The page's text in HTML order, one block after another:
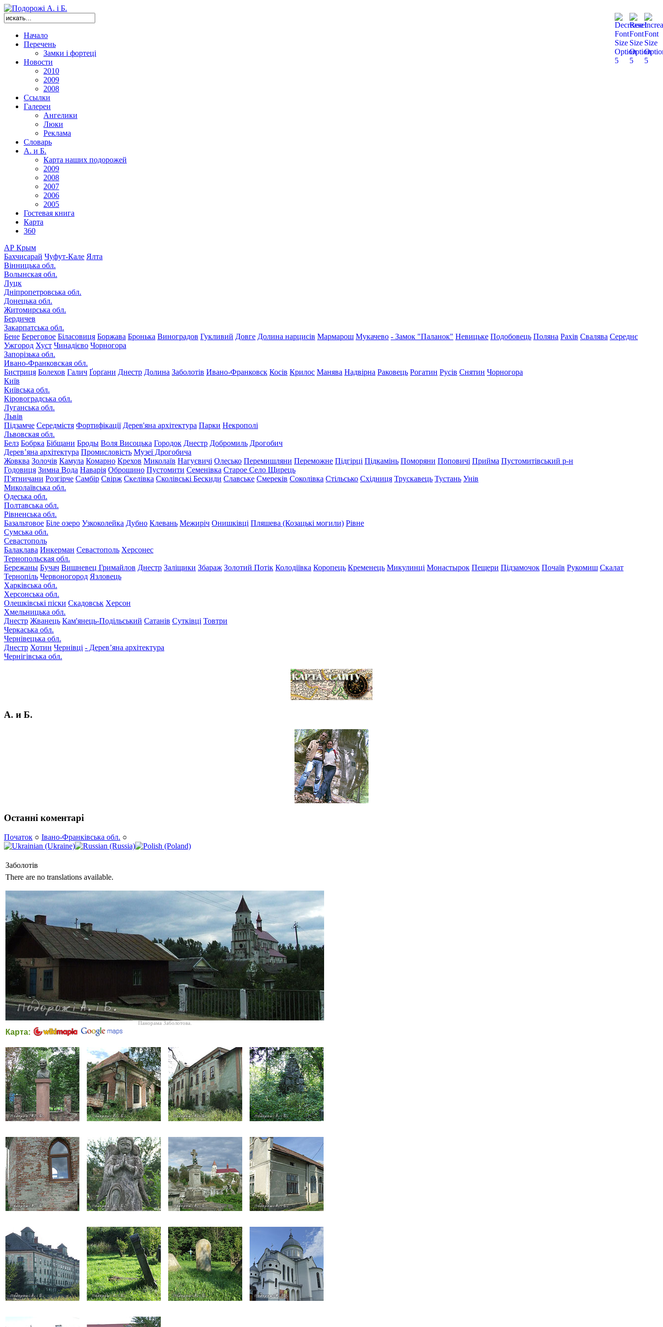
Начало
Перечень
Замки і фортеці
Новости
2010
2009
2008
Ссылки
Галереи
Ангелики
Люки
Реклама
Словарь
А. и Б.
Карта наших подорожей
2009
2008
2007
2006
2005
Гостевая книга
Карта
360
АР Крым
Бахчисарай Чуфут-Кале Ялта
Вінницька обл.
Волынская обл.
Луцк
Дніпропетровська обл.
Донецька обл.
Житомирська обл.
Бердичев
Закарпатська обл.
Бене Береговое Біласовиця Боржава Бронька Виноградов Гукливий Довге Долина нарцисів Мармарош Мукачево - Замок "Паланок" Невицьке Подобовець Поляна Рахів Свалява Середнє
Ужгород Хуст Чинадієво Чорногора
Запорізька обл.
Ивано-Франковская обл.
Бистриця Болехов Галич Ґорґани Днестр Долина Заболотів Ивано-Франковск Косів Крилос Манява Надвірна Раковець Рогатин Русів Снятин Чорногора
Київ
Київська обл.
Кіровоградська обл.
Луганська обл.
Львів
Підзамче Середмістя Фортифікації Дерев'яна архітектура Парки Некрополі
Львовская обл.
Белз Бобрка Бібщани Броды Воля Висоцька Городок Днестр Добромиль Дрогобич
Дерев’яна архітектура Промисловість Музеї Дрогобича
Жовква Золочів Камула Комарно Крехов Миколаїв Нагуєвичі Олесько Перемишляни Переможне Підгірці Підкамінь Поморяни Поповичі Прийма Пустомитівський р-н
Годовиця Зимна Вода Наварія Оброшино Пустомити Семенівка Старое Село Щирець
П'ятничани Розгірче Самбір Свірж Скелівка Сколівські Бескиди Славське Смереків Соколівка Стільсько Східниця Трускавець Тустань Унів
Миколаївська обл.
Одеська обл.
Полтавська обл.
Рівненська обл.
Базальтовое Біле озеро Узкоколейка Дубно Клевань Межиріч Онишківці Пляшева (Козацькі могили) Рівне
Сумська обл.
Севастополь
Балаклава Инкерман Севастополь Херсонес
Тернопольская обл.
Бережаны Бучач Вишневец Гримайлов Днестр Заліщики Збараж Золотий Потік Колодіївка Коропець Кременець Микулинці Монастырок Пещери Підзамочок Почаїв Рукомиш Скалат
Тернопіль Червоногород Язловець
Харківська обл.
Херсонська обл.
Олешківські піски Скадовськ Херсон
Хмельницька обл.
Днестр Жванець Кам'янець-Подільський Сатанів Сутківці Товтри
Черкаська обл.
Чернівецька обл.
Днестр Хотин Чернівці - Дерев’яна архітектура
Чернігівська обл.
А. и Б.
Останні коментарі
Початок ○ Івано-Франківська обл. ○
Заболотів
There are no translations available.
Панорама Заболотова.
Карта: